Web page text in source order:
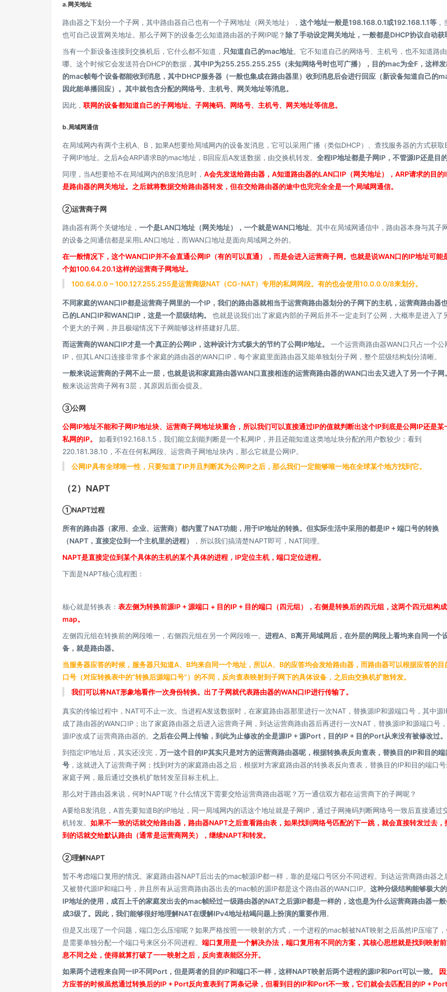
a.网关地址
路由器之下划分一个子网，其中路由器自己也有一个子网地址（网关地址）， 这个地址一般是198.168.0.1或192.168.1.1等 ，
也可自己设置网关地址。那么子网下的设备怎么知道路由器的子网IP呢？除了手动设定网关地址，一般都是DHCP协议自动获
当有一个新设备连接到交换机后，它什么都不知道， 只知道自己的mac地址。它不知道自己的网络号、主机号，也不知道路
哪。这个时候它会发送符合DHCP的数据， 其中IP为255.255.255.255（未知网络号时也可广播），目的mac为全F，这样
的mac帧每个设备都能收到消息，其中DHCP服务器（一般也集成在路由器里）收到消息后会进行回应（新设备知道自己的
因此能单播回应）。其中就包含分配的网络号、主机号、网关地址等消息。
因此， 联网的设备都知道自己的子网地址、子网掩码、网络号、主机号、网关地址等信息。
b.局域网通信
在局域网内有两个主机A、B，如果A想要给局域网内的设备发消息，它可以采用广播（类似DHCP）、查找服务器的方式获取
子网IP地址。之后A会ARP请求B的mac地址，B回应后A发送数据，由交换机转发。 全程IP地址都是子网IP，不管源IP还是目的
同理，当A想要给不在局域网内的B发消息时， A会先发送给路由器，A知道路由器的LAN口IP（网关地址），ARP请求的目的
是路由器的网关地址。之后就将数据交给路由器转发，但在交给路由器的途中也完完全全是一个局域网通信。
②运营商子网
路由器有两个关键地址， 一个是LAN口地址（网关地址），一个就是WAN口地址。其中在局域网通信中，路由器本身与其子
的设备之间通信都是采用LAN口地址，而WAN口地址是面向局域网之外的。
在一般情况下，这个WAN口IP并不会直通公网IP（有的可以直通），而是会进入运营商子网。也就是说WAN口的IP地址可能
个如100.64.20.1这样的运营商子网地址。
100.64.0.0 ~ 100.127.255.255是运营商级NAT（CG-NAT）专用的私网网段。有的也会使用10.0.0.0/8来划分。
不同家庭的WAN口IP都是运营商子网里的一个IP，我们的路由器就相当于运营商路由器划分的子网下的主机，运营商路由器
己的LAN口IP和WAN口IP，这是一个层级结构。
也就是说我们出了家庭内部的子网后并不一定走到了公网，大概率是进入了
个更大的子网，并且极端情况下子网能够这样搭建好几层。
而运营商的WAN口IP才是一个真正的公网IP，这种设计方式极大的节约了公网IP地址。
一个运营商路由器WAN口只占一个公
IP，但其LAN口连接非常多个家庭的路由器的WAN口IP，每个家庭里面路由器又能单独划分子网，整个层级结构划分清晰。
一般来说运营商的子网不止一层，也就是说和家庭路由器WAN口直接相连的运营商路由器的WAN口出去又进入了另一个子网。
般来说运营商子网有3层，其原因后面会提及。
③公网
公网IP地址不能和子网IP地址块、运营商子网地址块重合，所以我们可以直接通过IP的值就判断出这个IP到底是公网IP还是某
私网的IP。
如看到192.168.1.5，我们能立刻能判断是一个私网IP，并且还能知道这类地址块分配的用户数较少；看到
220.181.38.10，不在任何私网段、运营商子网地址块内，那么它就是公网IP。
公网IP具有全球唯一性，只要知道了IP并且判断其为公网IP之后，那么我们一定能够唯一地在全球某个地方找到它。
（2）NAPT
①NAPT过程
所有的路由器（家用、企业、运营商）都内置了NAT功能，用于IP地址的转换。但实际生活中采用的都是IP + 端口号的转换
（NAPT，直接定位到一个主机里的进程）
，所以我们搞清楚NAPT即可，NAT同理。
NAPT是直接定位到某个具体的主机的某个具体的进程，IP定位主机，端口定位进程。
下面是NAPT核心流程图：
核心就是转换表： 表左侧为转换前源IP + 源端口 + 目的IP + 目的端口（四元组），右侧是转换后的四元组，这两个四元组构
map。
左侧四元组在转换前的网段唯一，右侧四元组在另一个网段唯一。 进程A、B离开局域网后，在外层的网段上看均来自同一个
备，就是路由器。
当服务器应答的时候，服务器只知道A、B均来自同一个地址，所以A、B的应答均会发给路由器，而路由器可以根据应答的目
口号（对应转换表中的“转换后源端口号”）的不同，反向查表映射到子网下的具体设备，之后由交换机扩散转发。
我们可以将NAT形象地看作一次身份转换。出了子网就代表路由器的WAN口IP进行传输了。
真实的传输过程中，NAT可不止一次。当进程A发送数据时，在家庭路由器那里进行一次NAT，替换源IP和源端口号，其中源
成了路由器的WAN口IP；出了家庭路由器之后进入运营商子网，到达运营商路由器后再进行一次NAT，替换源IP和源端口号
源IP改成了运营商路由器的。 之后在公网上传输，到此为止修改的全是源IP + 源Port，目的IP + 目的Port从来没有被修改过。
到指定IP地址后，其实还没完， 万一这个目的IP其实只是对方的运营商路由器呢，根据转换表反向查表，替换目的IP和目的端
号 ，这就进入了运营商子网；找到对方的家庭路由器之后，根据对方家庭路由器的转换表反向查表，替换目的IP和目的端口号
家庭子网，最后通过交换机扩散转发至目标主机上。
那么对于路由器来说，何时NAPT呢？什么情况下需要交给运营商路由器呢？万一通信双方都在运营商下的子网呢？
A要给B发消息，A首先要知道B的IP地址，同一局域网内的话这个地址就是子网IP，通过子网掩码判断网络号一致后直接通过
机转发。 如果不一致的话就交给路由器，路由器NAPT之后查看路由表，如果找到网络号匹配的下一跳，就会直接转发过去，
到的话就交给默认路由（通常是运营商网关），继续NAPT和转发。
②理解NAPT
暂不考虑端口复用的情况。家庭路由器NAPT后出去的mac帧源IP都一样，靠的是端口号区分不同进程。到达运营商路由器之
又被替代源IP和端口号，并且所有从运营商路由器出去的mac帧的源IP都是这个路由器的WAN口IP。 这种分级结构能够极大
IP地址的使用，成百上千的家庭发出去的mac帧经过一级路由器的NAT之后源IP都是一样的，这也是为什么运营商路由器一
成3级了。因此，我们能够很好地理解NAT在缓解IPv4地址枯竭问题上扮演的重要作用。
但是又出现了一个问题，端口怎么压缩呢？如果严格按照一一映射的方式，一个进程的mac帧被NAT映射之后虽然IP压缩了
是需要单独分配一个端口号来区分不同进程。 端口复用是一个解决办法，端口复用有不同的方案，其核心思想就是找到映射
息不同之处，使得就算打破了一一映射之后，反向查表能区分开。
如果两个进程来自同一IP不同Port，但是两者的目的IP和端口不一样，这样NAPT映射后两个进程的源IP和Port可以一致。
方应答的时候虽然通过转换后的IP + Port反向查表到了两条记录，但看到目的IP和Port不一致，它们就会去匹配目的IP +